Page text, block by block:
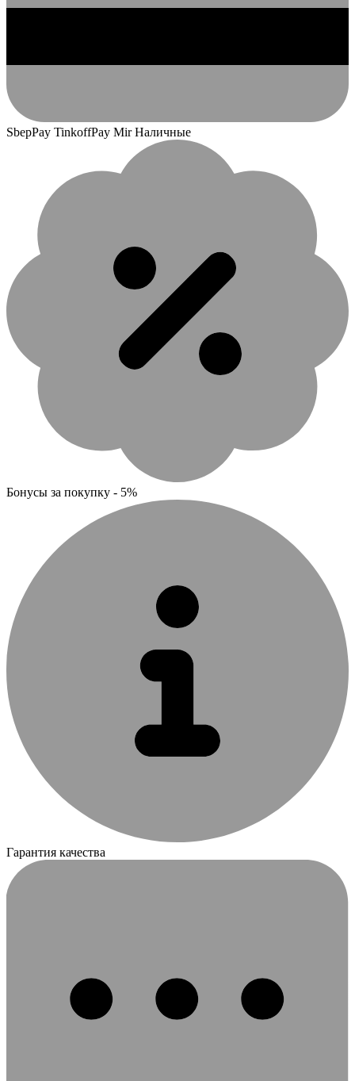
SbepPay TinkoffPay Mir Наличные
Бонусы за покупку - 5%
Гарантия качества